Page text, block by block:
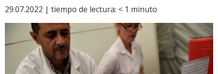
29.07.2022 | tiempo de lectura: < 1 minuto